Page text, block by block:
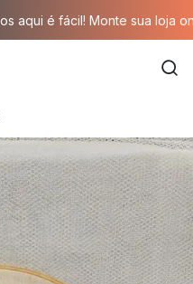
aqui é fácil! Monte sua loja